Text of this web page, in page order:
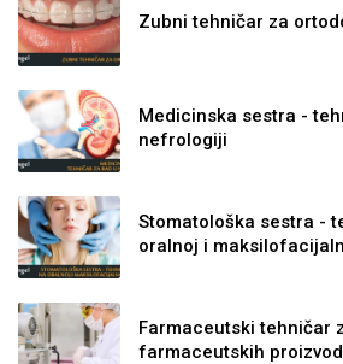
Zubni tehničar za
Medicinska sestra -
nefrologiji
Stomatološka sestra -
oralnoj i
Farmaceutski tehničar
farmaceutskih